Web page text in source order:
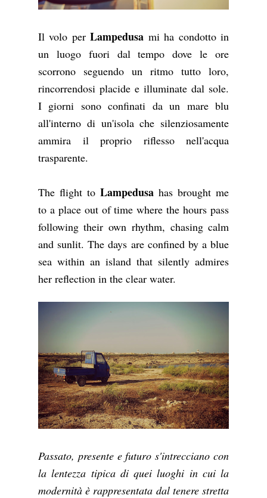
Il volo perLampedusa mi ha condotto in
un luogo fuori dal tempo dove le ore
scorrono seguendo un ritmo tutto loro,
rincorrendosi placide e illuminate dal sole.
I giorni sono confinati da un mare blu
all'interno di un'isola che silenziosamente
ammira il proprio riflesso nell'acqua
trasparente.
The flight to Lampedusa has brought me
to a place out of time where the hours pass
following their ownrhythm, chasing calm
and sunlit. The days are confined by a blue
sea within an island that silently admires
her reflection in the clear water.
Passato, presente e futuro s'intrecciano con
la lentezza tipica di quei luoghi in cui la
modernità è rappresentata dal tenere stretta